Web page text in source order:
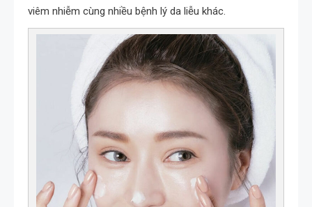
viêm nhiễm cùng nhiều bệnh lý da liễu khác.